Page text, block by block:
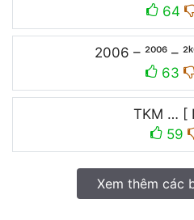
64
2006 – ²⁰⁰⁶ –
63
TKM … [
59
Xem thêm các